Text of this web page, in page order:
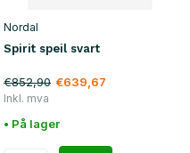
Nordal
Spirit speil svart
€852,90 €639,67
Inkl. mva
• På lager